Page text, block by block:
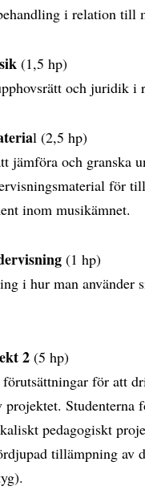
i relation till
(1,5 hp)
och juridik
l (2,5 hp)
jämföra och granska
för
inom musikämnet.
(1 hp)
i hur man använder
2 (5 hp)
för att
Studenterna
pedagogiskt
tillämpning